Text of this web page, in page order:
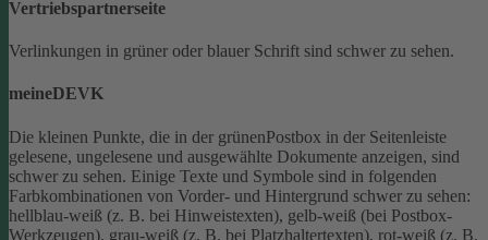
Vertriebspartnerseite
Verlinkungen in grüner oder blauer Schrift sind schwer zu sehen.
meineDEVK
Die kleinen Punkte, die in der grünenPostbox in der Seitenleiste
gelesene, ungelesene und ausgewählte Dokumente anzeigen, sind
schwer zu sehen. Einige Texte und Symbole sind in folgenden
Farbkombinationen von Vorder- und Hintergrund schwer zu sehen:
hellblau-weiß (z. B. bei Hinweistexten), gelb-weiß (bei Postbox-
Werkzeugen), grau-weiß (z. B. bei Platzhaltertexten), rot-weiß (z. B.